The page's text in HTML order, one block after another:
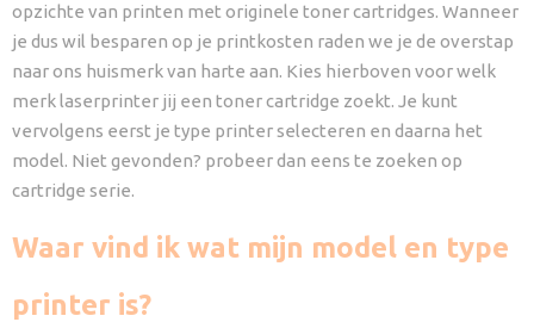
opzichte van printen met originele toner cartridges. Wanneer
je dus wil besparen op je printkosten raden we je de overstap
naar ons huismerk van harte aan. Kies hierboven voor welk
merk laserprinter jij een toner cartridge zoekt. Je kunt
vervolgens eerst je type printer selecteren en daarna het
model. Niet gevonden? probeer dan eens te zoeken op
cartridge serie.
Waar vind ik wat mijn model en type
printer is?